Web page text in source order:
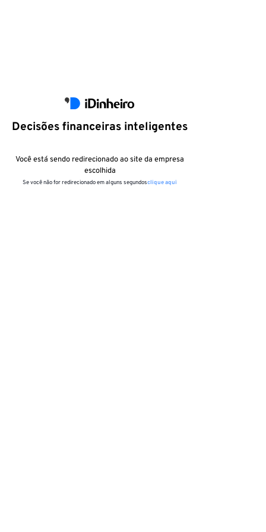
Decisões financeiras inteligentes
Você está sendo redirecionado ao site da empresa
escolhida
Se você não for redirecionado em alguns segundosclique aqui